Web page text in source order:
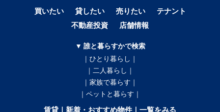
買いたい 貸したい 売りたい
テナント
不動産投資
店舗情報
▼ 誰と暮らすかで検索
｜ひとり暮らし｜
｜二人暮らし｜
｜家族で暮らす｜
｜ペットと暮らす｜
賃貸｜新着・おすすめ物件｜一覧をみる